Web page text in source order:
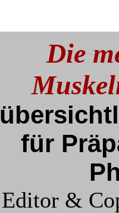
Die
für
Editor &